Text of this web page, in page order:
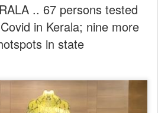
.. 67 persons tested
in Kerala; nine more
in state